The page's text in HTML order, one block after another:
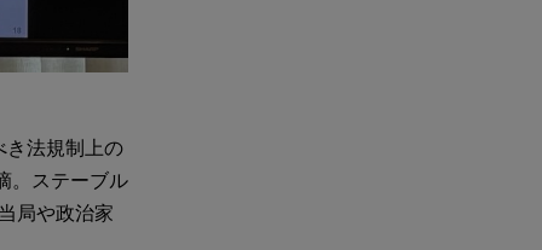
き法規制上の
。ステーブル
局や政治家